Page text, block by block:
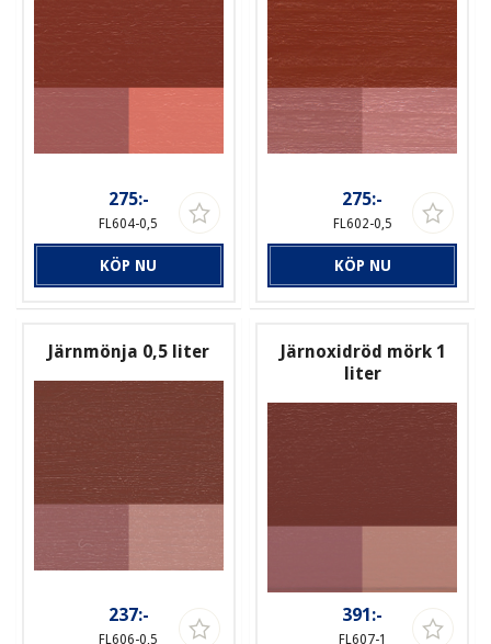
275:-
FL604-0,5
KÖP NU
275:-
FL602-0,5
KÖP NU
Järnmönja 0,5 liter
237:-
FL606-0,5
Järnoxidröd mörk 1
liter
391:-
FL607-1